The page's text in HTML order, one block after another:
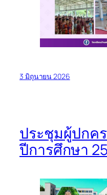
3 มิถุนายน 2026
ประชุมผู้ปกค
ปีการศึกษา